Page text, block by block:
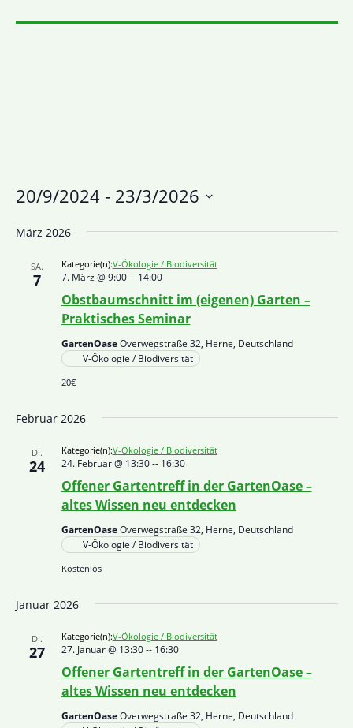
20/9/2024 - 23/3/2026
wählen.
März 2026
SA.
7
Obstbaumschnitt im (eigenen) Garten –
Praktisches Seminar
7. März @ 9:00-- 14:00
Kategorie(n):V-Ökologie / Biodiversität
GartenOaseOverwegstraße 32, Herne, Deutschland
V-Ökologie / Biodiversität
20€
Februar 2026
DI.
24
Offener Gartentreff in der GartenOase –
altes Wissen neu entdecken
24. Februar @ 13:30-- 16:30
Kategorie(n):V-Ökologie / Biodiversität
GartenOaseOverwegstraße 32, Herne, Deutschland
V-Ökologie / Biodiversität
Kostenlos
Januar 2026
DI.
27
Offener Gartentreff in der GartenOase –
altes Wissen neu entdecken
27. Januar @ 13:30-- 16:30
Kategorie(n):V-Ökologie / Biodiversität
GartenOaseOverwegstraße 32, Herne, Deutschland